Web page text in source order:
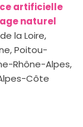
artificielle
naturel
la Loire,
Poitou-
Rhône-Alpes,
Côte